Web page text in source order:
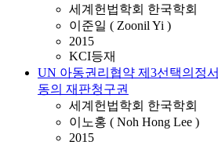
세계헌법학회 한국학회
이준일 ( Zoonil Yi )
2015
KCI등재
UN 아동권리협약 제3선택의정
동의 재판청구권
세계헌법학회 한국학회
이노홍 ( Noh Hong Lee )
2015